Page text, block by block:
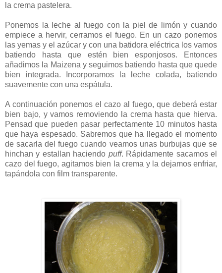
la crema pastelera.
Ponemos la leche al fuego con la piel de limón y cuando
empiece a hervir, cerramos el fuego. En un cazo ponemos
las yemas y el azúcar y con una batidora eléctrica los vamos
batiendo hasta que estén bien esponjosos. Entonces
añadimos la Maizena y seguimos batiendo hasta que quede
bien integrada. Incorporamos la leche colada, batiendo
suavemente con una espátula.
A continuación ponemos el cazo al fuego, que deberá estar
bien bajo, y vamos removiendo la crema hasta que hierva.
Pensad que pueden pasar perfectamente 10 minutos hasta
que haya espesado. Sabremos que ha llegado el momento
de sacarla del fuego cuando veamos unas burbujas que se
hinchan y estallan haciendo puff. Rápidamente sacamos el
cazo del fuego, agitamos bien la crema y la dejamos enfriar,
tapándola con film transparente.